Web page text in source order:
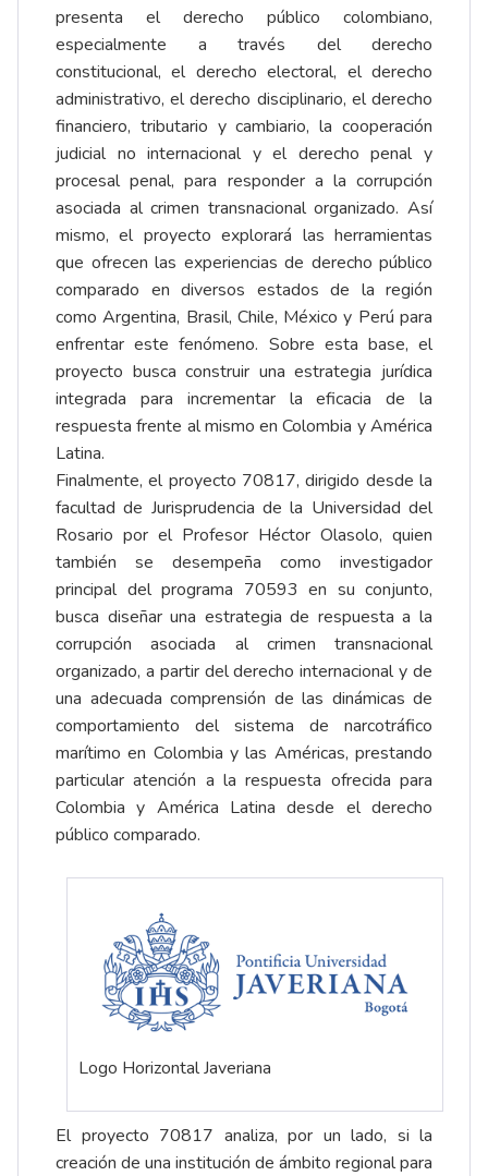
presenta el derecho público colombiano,
especialmente a través del derecho
constitucional, el derecho electoral, el derecho
administrativo, el derecho disciplinario, el derecho
financiero, tributario y cambiario, la cooperación
judicial no internacional y el derecho penal y
procesal penal, para responder a la corrupción
asociada al crimen transnacional organizado. Así
mismo, el proyecto explorará las herramientas
que ofrecen las experiencias de derecho público
comparado en diversos estados de la región
como Argentina, Brasil, Chile, México y Perú para
enfrentar este fenómeno. Sobre esta base, el
proyecto busca construir una estrategia jurídica
integrada para incrementar la eficacia de la
respuesta frente al mismo en Colombia y América
Latina.
Finalmente, el proyecto 70817, dirigido desde la
facultad de Jurisprudencia de la Universidad del
Rosario por el Profesor Héctor Olasolo, quien
también se desempeña como investigador
principal del programa 70593 en su conjunto,
busca diseñar una estrategia de respuesta a la
corrupción asociada al crimen transnacional
organizado, a partir del derecho internacional y de
una adecuada comprensión de las dinámicas de
comportamiento del sistema de narcotráfico
marítimo en Colombia y las Américas, prestando
particular atención a la respuesta ofrecida para
Colombia y América Latina desde el derecho
público comparado.
Logo Horizontal Javeriana
El proyecto 70817 analiza, por un lado, si la
creación de una institución de ámbito regional para